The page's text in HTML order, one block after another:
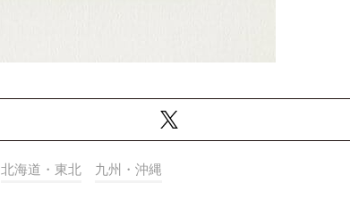
北海道・東北 九州・沖縄